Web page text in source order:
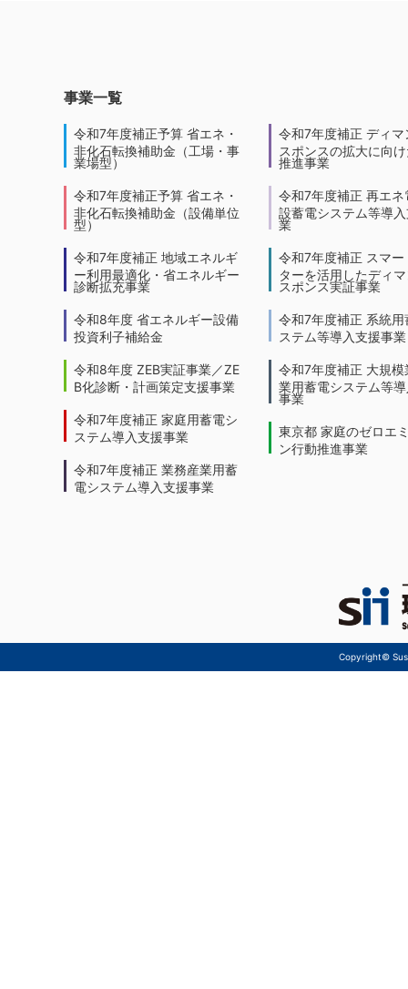
事業一覧
令和7年度補正予算 省エネ・
非化石転換補助金（工場・事
業場型）
令和7年度補正予算 省エネ・
非化石転換補助金（設備単位
型）
令和7年度補正 地域エネルギ
ー利用最適化・省エネルギー
診断拡充事業
令和8年度 省エネルギー設備
投資利子補給金
令和8年度 ZEB実証事業／ZE
B化診断・計画策定支援事業
令和7年度補正 家庭用蓄電シ
ステム導入支援事業
令和7年度補正 業務産業用蓄
電システム導入支援事業
令和7年度補正 ディマ
スポンスの拡大に向
推進事業
令和7年度補正 再エネ
設蓄電システム等導
業
令和7年度補正 スマー
ターを活用したディ
スポンス実証事業
令和7年度補正 系統用
ステム等導入支援事業
令和7年度補正 大規模
業用蓄電システム等
事業
東京都 家庭のゼロエ
ン行動推進事業
Copyright©